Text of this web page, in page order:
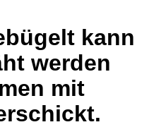
kann
werden
mit